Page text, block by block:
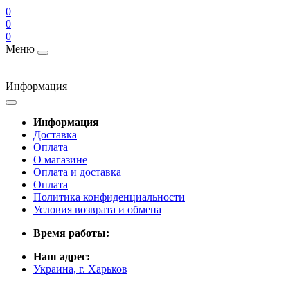
0
0
0
Меню
Информация
Информация
Доставка
Оплата
О магазине
Оплата и доставка
Оплата
Политика конфиденциальности
Условия возврата и обмена
Время работы:
Наш адрес:
Украина, г. Харьков